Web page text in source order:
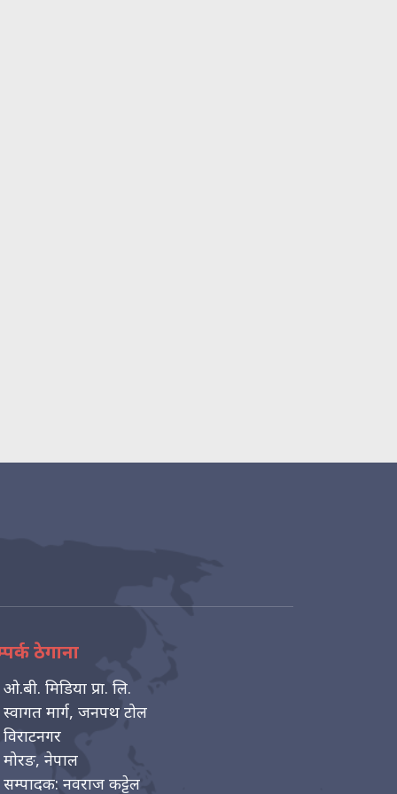
ठेगाना
ओ.बी. मिडिया प्रा. लि.
स्वागत मार्ग, जनपथ टोल
विराटनगर
मोरङ, नेपाल
सम्पादक: नवराज कट्टेल